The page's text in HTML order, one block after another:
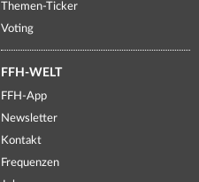
Themen-Ticker
Voting
FFH-WELT
FFH-App
Newsletter
Kontakt
Frequenzen